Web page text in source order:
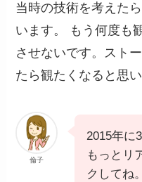
当時の技術を考えた
います。 もう何度も
させないです。スト
たら観たくなると思い
倫子
2015年に
もっとリ
クしてね。